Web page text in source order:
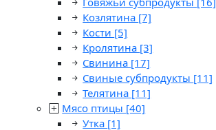
Козлятина [7]
Кости [5]
Кролятина [3]
Свинина [17]
Свиные субпродукты [11]
Телятина [11]
Мясо птицы [40]
Утка [1]